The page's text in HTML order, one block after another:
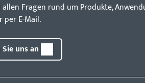
Fragen rund um Produkte,
E-Mail.
uns an